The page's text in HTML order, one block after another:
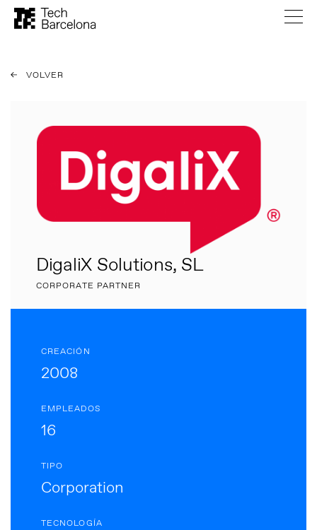
VOLVER
DigaliX Solutions, SL
CORPORATE PARTNER
CREACIÓN
2008
EMPLEADOS
16
TIPO
Corporation
TECNOLOGÍA